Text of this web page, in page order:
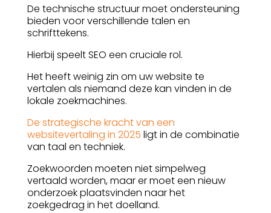
De technische structuur moet ondersteuning
bieden voor verschillende talen en
schrifttekens.
Hierbij speelt SEO een cruciale rol.
Het heeft weinig zin om uw website te
vertalen als niemand deze kan vinden in de
lokale zoekmachines.
De strategische kracht van een
websitevertaling in 2025 ligt in de combinatie
van taal en techniek.
Zoekwoorden moeten niet simpelweg
vertaald worden, maar er moet een nieuw
onderzoek plaatsvinden naar het
zoekgedrag in het doelland.